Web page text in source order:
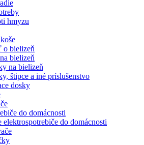
hmyzu
o bielizeň
bielizeň
na bielizeň
štipce a iné príslušenstvo
dosky
do domácnosti
elektrospotrebiče do domácnosti